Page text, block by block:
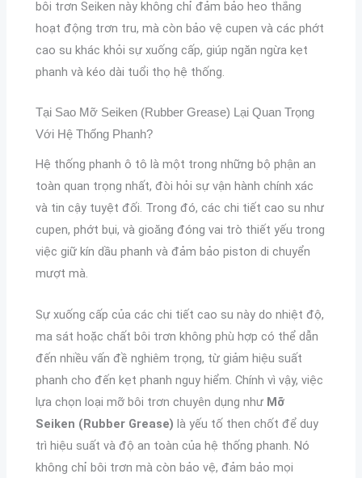
bôi trơn Seiken này không chỉ đảm bảo heo thắng
hoạt động trơn tru, mà còn bảo vệ cupen và các phớt
cao su khác khỏi sự xuống cấp, giúp ngăn ngừa kẹt
phanh và kéo dài tuổi thọ hệ thống.
Tại Sao Mỡ Seiken (Rubber Grease) Lại Quan Trọng
Với Hệ Thống Phanh?
Hệ thống phanh ô tô là một trong những bộ phận an
toàn quan trọng nhất, đòi hỏi sự vận hành chính xác
và tin cậy tuyệt đối. Trong đó, các chi tiết cao su như
cupen, phớt bụi, và gioăng đóng vai trò thiết yếu trong
việc giữ kín dầu phanh và đảm bảo piston di chuyển
mượt mà.
Sự xuống cấp của các chi tiết cao su này do nhiệt độ,
ma sát hoặc chất bôi trơn không phù hợp có thể dẫn
đến nhiều vấn đề nghiêm trọng, từ giảm hiệu suất
phanh cho đến kẹt phanh nguy hiểm. Chính vì vậy, việc
lựa chọn loại mỡ bôi trơn chuyên dụng như Mỡ
Seiken (Rubber Grease) là yếu tố then chốt để duy
trì hiệu suất và độ an toàn của hệ thống phanh. Nó
không chỉ bôi trơn mà còn bảo vệ, đảm bảo mọi